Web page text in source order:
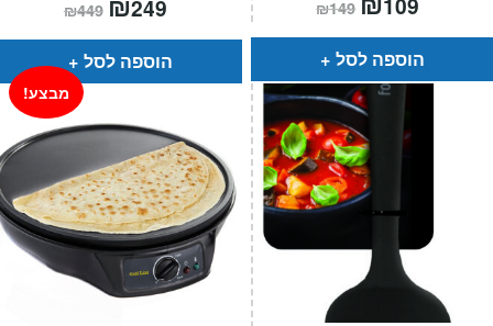
₪449 המקורי
היה:
₪449.
249
הוא:
הוספה לסל
₪149 המקורי
היה:
₪149.
הוא:
הוספה לסל
מבצע!